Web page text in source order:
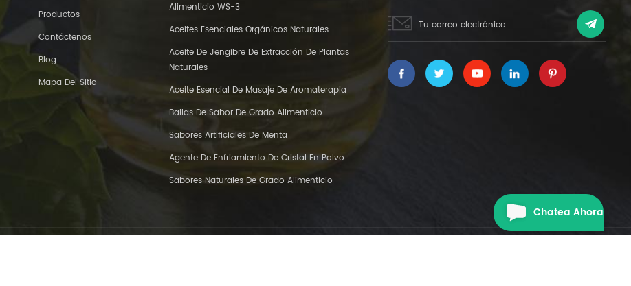
Productos
Contáctenos
Blog
Mapa Del Sitio
Alimenticio WS-3
Aceites Esenciales Orgánicos Naturales
Aceite De Jengibre De Extracción De Plantas
Naturales
Aceite Esencial De Masaje De Aromaterapia
Ballas De Sabor De Grado Alimenticio
Sabores Artificiales De Menta
Agente De Enfriamiento De Cristal En Polvo
Sabores Naturales De Grado Alimenticio
Chatea Ahora